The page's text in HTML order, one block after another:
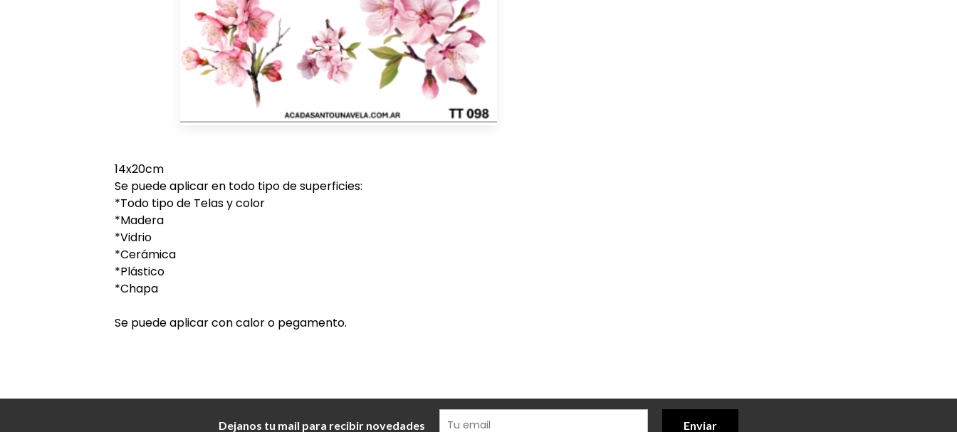
14x20cm
Se puede aplicar en todo tipo de superficies:
*Todo tipo de Telas y color
*Madera
*Vidrio
*Cerámica
*Plástico
*Chapa
Se puede aplicar con calor o pegamento.
Dejanos tu mail para recibir novedades Enviar